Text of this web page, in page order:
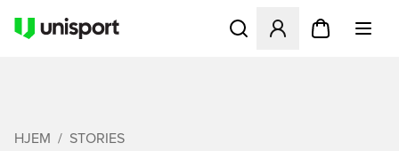
Åbner en Modal til at
HJEM STORIES